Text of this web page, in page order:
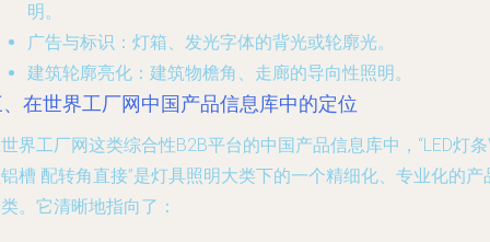
明。
广告与标识 ：灯箱、发光字体的背光或轮廓光。
建筑轮廓亮化 ：建筑物檐角、走廊的导向性照明。
在世界工厂网中国产品信息库中的定位
界工厂网这类综合性B2B平台的中国产品信息库中，“LED灯
槽 配转角直接”是灯具照明大类下的一个精细化、专业化的产
。它清晰地指向了：